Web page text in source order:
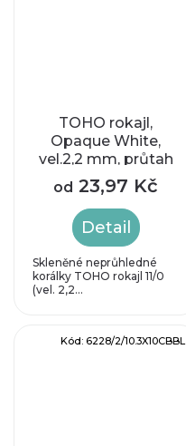
TOHO rokajl,
Opaque White,
vel.2,2 mm, průtah
0,8 mm
od 23,97 Kč
Detail
Skleněné neprůhledné
korálky TOHO rokajl 11/0
(vel. 2,2...
Kód: 6228/2/10.3X10CBBL